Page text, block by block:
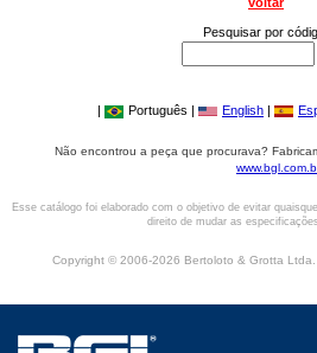
Pesquisar por
| Português | English |
Não encontrou a peça que procurava?
Esse catálogo foi elaborado com o objetivo de evitar
direito de mudar as
Copyright © 2006-2026 Bertoloto & Grotta Ltda.